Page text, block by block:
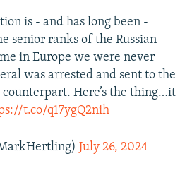
is - and has long been -
senior ranks of the Russian
in Europe we were never
was arrested and sent to the
Here’s the thing…it
t.co/q17ygQ2nih
July 26, 2024